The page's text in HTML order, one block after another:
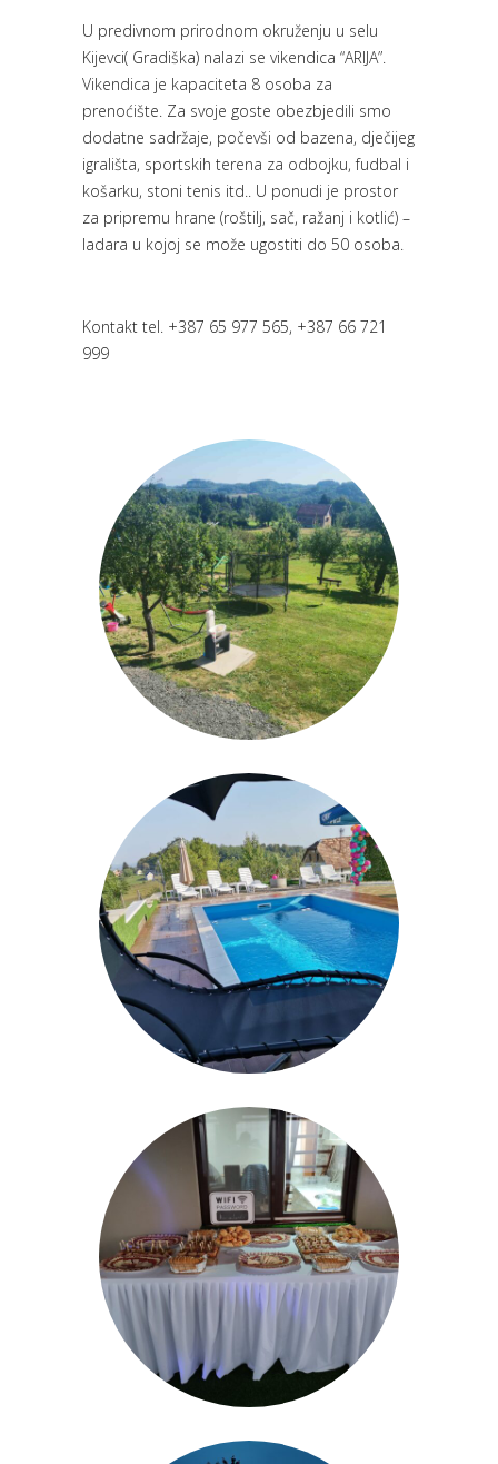
U predivnom prirodnom okruženju u selu
Kijevci( Gradiška) nalazi se vikendica “ARIJA”.
Vikendica je kapaciteta 8 osoba za
prenoćište. Za svoje goste obezbjedili smo
dodatne sadržaje, počevši od bazena, dječijeg
igrališta, sportskih terena za odbojku, fudbal i
košarku, stoni tenis itd.. U ponudi je prostor
za pripremu hrane (roštilj, sač, ražanj i kotlić) –
ladara u kojoj se može ugostiti do 50 osoba.
Kontakt tel. +387 65 977 565, +387 66 721
999